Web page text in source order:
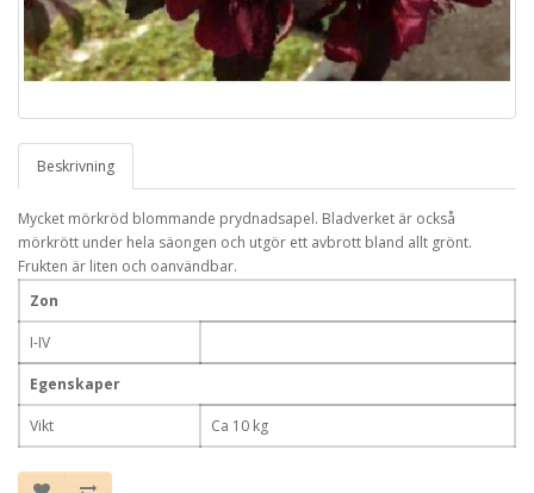
Beskrivning
Mycket mörkröd blommande prydnadsapel. Bladverket är också
mörkrött under hela säongen och utgör ett avbrott bland allt grönt.
Frukten är liten och oanvändbar.
Zon
I-IV
Egenskaper
Vikt Ca 10 kg